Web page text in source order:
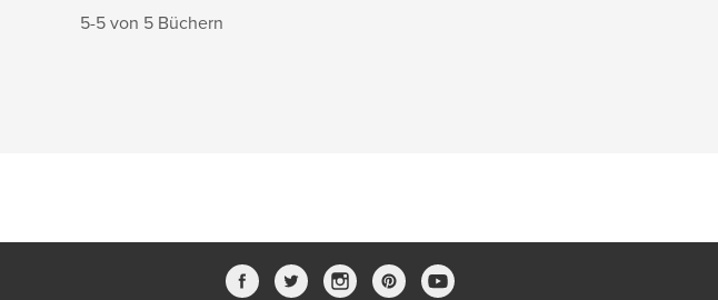
5-5 von 5 Büchern